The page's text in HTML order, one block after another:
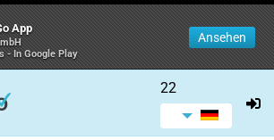
App
- In Google Play
Ansehen
22